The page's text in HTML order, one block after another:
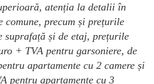
atenția la detalii în
comune, precum și prețurile
suprafață și de etaj, prețurile
+ TVA pentru garsoniere, de
apartamente cu 2 camere și
pentru apartamente cu 3